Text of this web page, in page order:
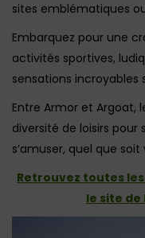
sites emblématiques
Embarquez pour une
activités sportives,
sensations
Entre Armor et Argoat,
diversité de loisirs pour
s’amuser, quel que
Retrouvez toutes
le site